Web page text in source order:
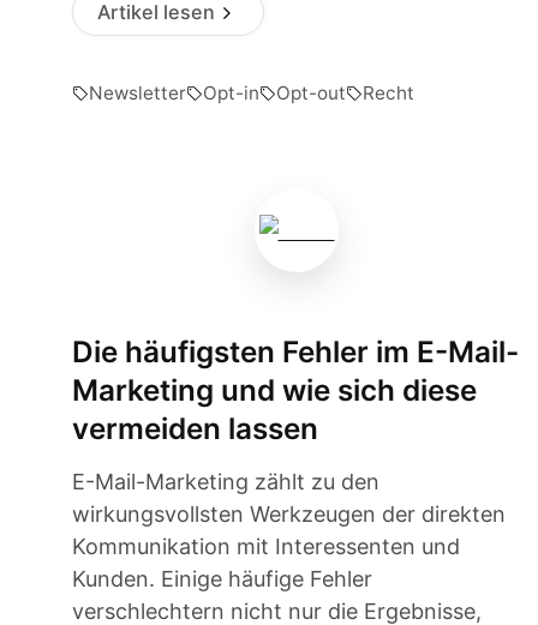
Artikel lesen
Newsletter Opt-in Opt-out Recht
Die häufigsten Fehler im E-Mail-
Marketing und wie sich diese
vermeiden lassen
E-Mail-Marketing zählt zu den
wirkungsvollsten Werkzeugen der direkten
Kommunikation mit Interessenten und
Kunden. Einige häufige Fehler
verschlechtern nicht nur die Ergebnisse,